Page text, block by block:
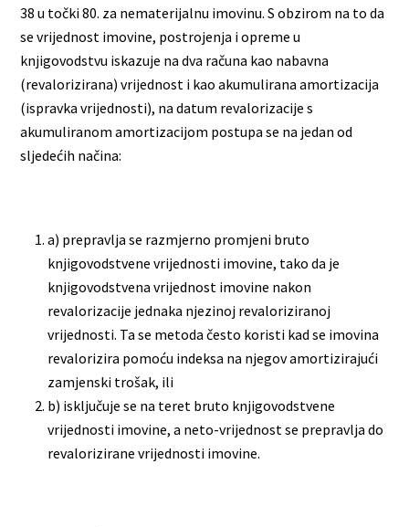
38 u točki 80. za nematerijalnu imovinu. S obzirom na to da
se vrijednost imovine, postrojenja i opreme u
knjigovodstvu iskazuje na dva računa kao nabavna
(revalorizirana) vrijednost i kao akumulirana amortizacija
(ispravka vrijednosti), na datum revalorizacije s
akumuliranom amortizacijom postupa se na jedan od
sljedećih načina:
a) prepravlja se razmjerno promjeni bruto
knjigovodstvene vrijednosti imovine, tako da je
knjigovodstvena vrijednost imovine nakon
revalorizacije jednaka njezinoj revaloriziranoj
vrijednosti. Ta se metoda često koristi kad se imovina
revalorizira pomoću indeksa na njegov amortizirajući
zamjenski trošak, ili
b) isključuje se na teret bruto knjigovodstvene
vrijednosti imovine, a neto-vrijednost se prepravlja do
revalorizirane vrijednosti imovine.